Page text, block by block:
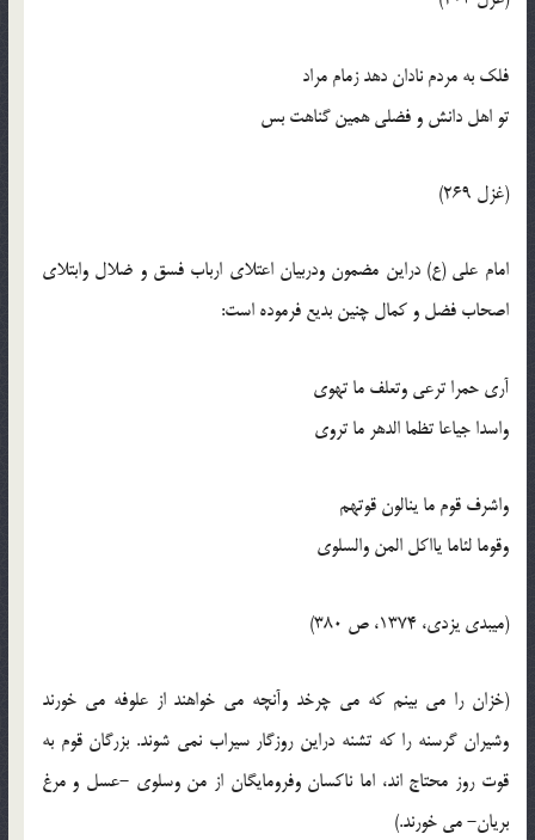
فلک به مردم نادان دهد زمام مراد
تو اهل دانش و فضلي همين گناهت بس
(غزل 269)
امام علي (ع) دراين مضمون ودربيان اعتلاي ارباب فسق و ضلال وابتلاي
اصحاب فضل و کمال چنين بديع فرموده است:
آري حمرا ترعي وتعلف ما تهوي
واسدا جياعا تظما الدهر ما تروي
واشرف قوم ما ينالون قوتهم
وقوما لئاما يااکل المن والسلوي
(ميبدي يزدي، 1374، ص 380)
(خزان را مي بينم که مي چرخد وآنچه مي خواهند از علوفه مي خورند
وشيران گرسنه را که تشنه دراين روزگار سيراب نمي شوند. بزرگان قوم به
قوت روز محتاج اند، اما ناکسان وفرومايگان از من وسلوي -عسل و مرغ
بريان- مي خورند.)